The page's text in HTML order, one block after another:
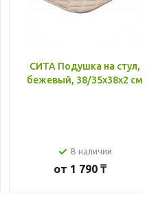
СИТА Подушка на стул,
бежевый, 38/35x38x2 см
В наличии
от 1 790 ₸